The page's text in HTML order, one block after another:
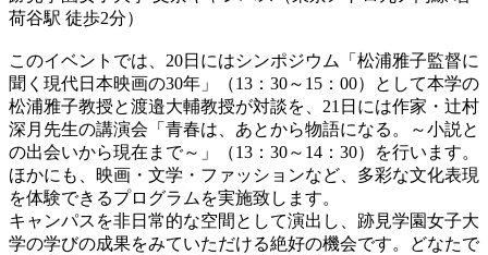
荷谷駅 徒歩2分）
このイベントでは、20日にはシンポジウム「松浦雅子監督に
聞く現代日本映画の30年」（13：30～15：00）として本学の
松浦雅子教授と渡邉大輔教授が対談を、21日には作家・辻村
深月先生の講演会「青春は、あとから物語になる。～小説と
の出会いから現在まで～」（13：30～14：30）を行います。
ほかにも、映画・文学・ファッションなど、多彩な文化表現
を体験できるプログラムを実施致します。
キャンパスを非日常的な空間として演出し、跡見学園女子大
学の学びの成果をみていただける絶好の機会です。どなたで